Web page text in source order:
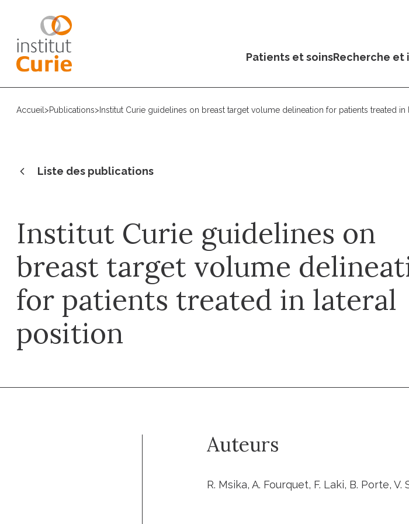
Patients et soinsRecherche et
Accueil >Publications> Institut Curie guidelines on breast target volume delineation for patients treated in
Liste des publications
Institut Curie guidelines on
breast target volume
for patients treated in lateral
position
Auteurs
R. Msika, A. Fourquet, F. Laki, B. Porte, V.